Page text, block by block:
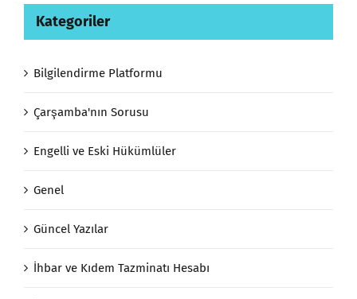
Kategoriler
Bilgilendirme Platformu
Çarşamba'nın Sorusu
Engelli ve Eski Hükümlüler
Genel
Güncel Yazılar
İhbar ve Kıdem Tazminatı Hesabı